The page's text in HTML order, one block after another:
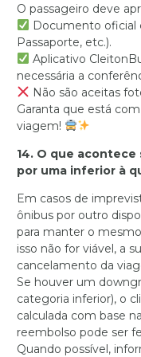
O passageiro deve
Documento oficial
Passaporte, etc.).
Aplicativo
necessária a
Não são aceitas
Garanta que está
viagem!
14. O que
por uma inferior à
Em casos de
ônibus por outro
para manter o
isso não for viável, a
cancelamento da
Se houver um
categoria inferior), o
calculada com base
reembolso pode ser
Quando possível,